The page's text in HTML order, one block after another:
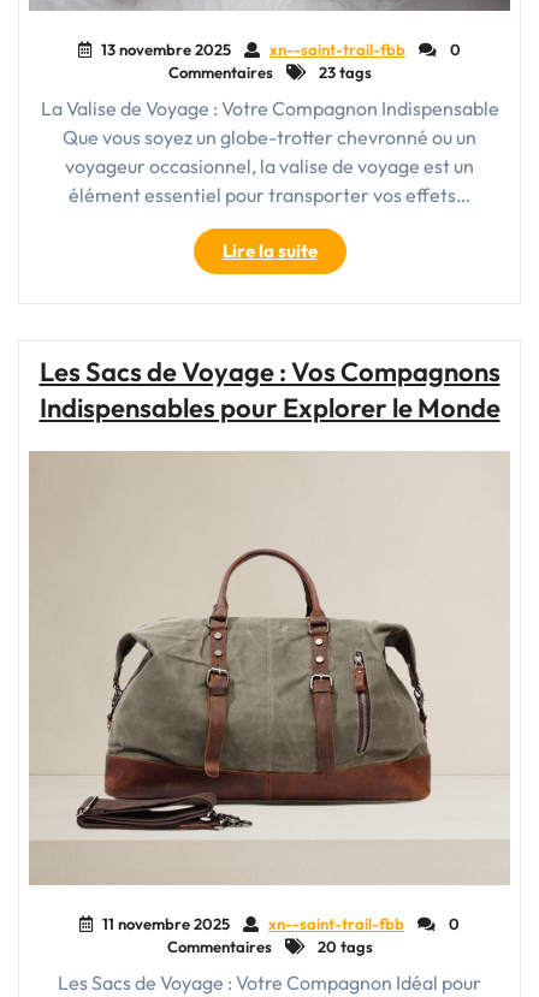
13 novembre 2025 xn--saint-trail-fbb
0
Commentaires
23 tags
La Valise de Voyage : Votre Compagnon Indispensable
Que vous soyez un globe-trotter chevronné ou un
voyageur occasionnel, la valise de voyage est un
élément essentiel pour transporter vos effets…
Lire la suite"Guide
d’achat
:
la
meilleure
Les Sacs de Voyage : Vos Compagnons
Indispensables pour Explorer le Monde
11 novembre 2025 xn--saint-trail-fbb
0
Commentaires
20 tags
Les Sacs de Voyage : Votre Compagnon Idéal pour